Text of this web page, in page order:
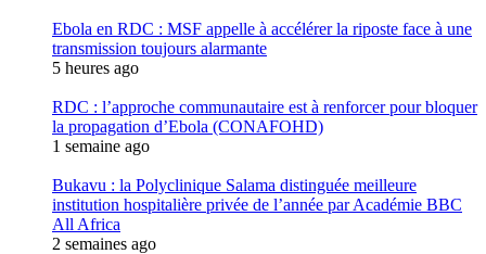
Ebola en RDC : MSF appelle à accélérer la riposte face à une
transmission toujours alarmante
5 heures ago
RDC : l’approche communautaire est à renforcer pour bloquer
la propagation d’Ebola (CONAFOHD)
1 semaine ago
Bukavu : la Polyclinique Salama distinguée meilleure
institution hospitalière privée de l’année par Académie BBC
All Africa
2 semaines ago